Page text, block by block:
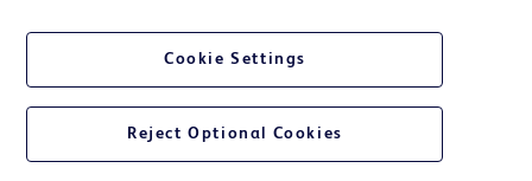
© 2026 BD. Wszelkie prawa zastrzeżone. BD i logo BD są znakami
Cookie Settings
Reject Optional Cookies